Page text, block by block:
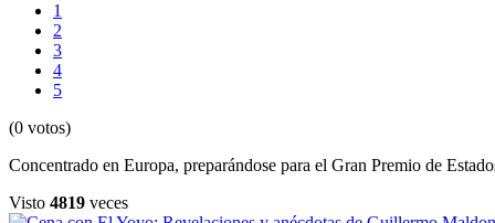
1
2
3
4
5
(0 votos)
Concentrado en Europa, preparándose para el Gran Premio de
Visto 4819 veces